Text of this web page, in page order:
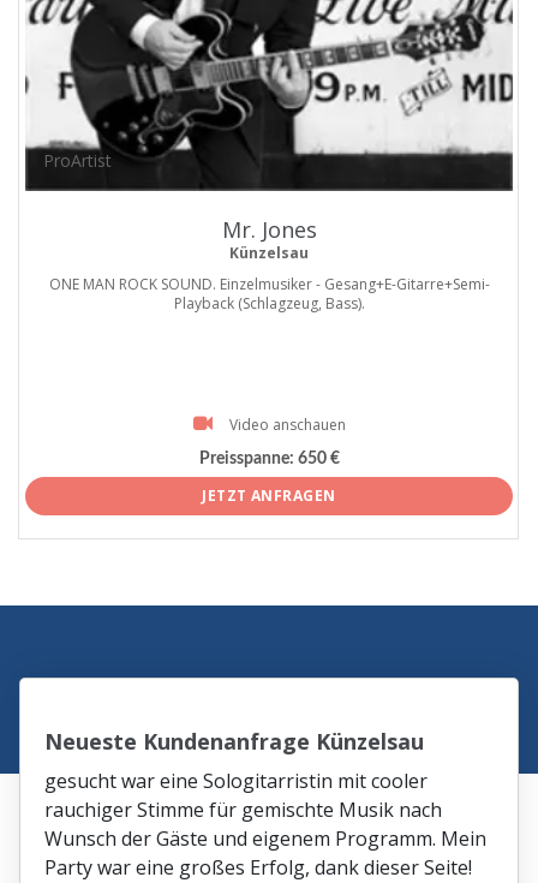
ProArtist
Mr. Jones
Künzelsau
ONE MAN ROCK SOUND. Einzelmusiker - Gesang+E-Gitarre+Semi-
Playback (Schlagzeug, Bass).
Video anschauen
Preisspanne: 650 €
JETZT ANFRAGEN
Neueste Kundenanfrage Künzelsau
gesucht war eine Sologitarristin mit cooler
rauchiger Stimme für gemischte Musik nach
Wunsch der Gäste und eigenem Programm. Mein
Party war eine großes Erfolg, dank dieser Seite!